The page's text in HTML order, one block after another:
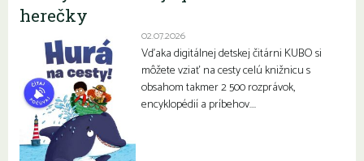
herečky
02.07.2026
Vďaka digitálnej detskej čitárni KUBO si
môžete vziať na cesty celú knižnicu s
obsahom takmer 2 500 rozprávok,
encyklopédií a príbehov….